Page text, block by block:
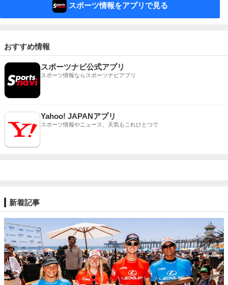
スポーツ情報をアプリで見る
おすすめ情報
スポーツナビ公式アプリ
スポーツ情報ならスポーツナビアプリ
Yahoo! JAPANアプリ
スポーツ情報やニュース、天気もこれひとつで
新着記事